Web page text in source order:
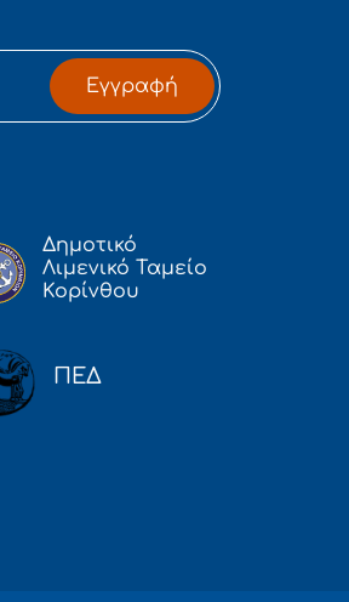
Εγγραφή
Δημοτικό
Λιμενικό Ταμείο
Κορίνθου
ΠΕΔ